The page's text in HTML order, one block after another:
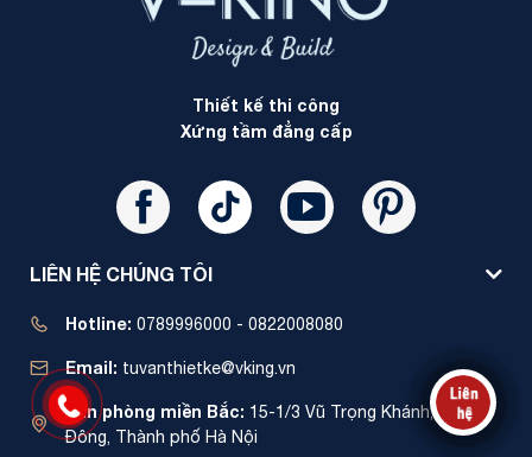
Thiết kế thi công
Xứng tầm đẳng cấp
LIÊN HỆ CHÚNG TÔI
Hotline: 0789996000 - 0822008080
Email: tuvanthietke@vking.vn
Văn phòng miền Bắc: 15-1/3 Vũ Trọng Khánh, Hà
Đông, Thành phố Hà Nội